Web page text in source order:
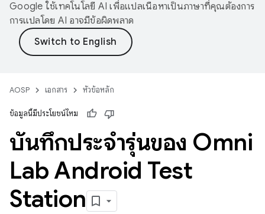
Google ใช้เทคโนโลยี AI เพื่อแปลเนื้อหาเป็นภาษาที่คุณต้องการ
การแปลโดย AI อาจมีข้อผิดพลาด
AOSP เอกสาร หัวข้อหลัก
ข้อมูลนี้มีประโยชน์ไหม
บันทึกประจำรุ่นของ Omni
Lab Android Test
Station